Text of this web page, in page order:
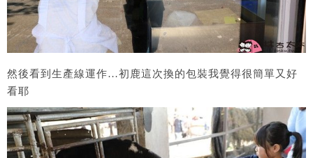
然後看到生產線運作…初鹿這次換的包裝我覺得很簡單又好
看耶